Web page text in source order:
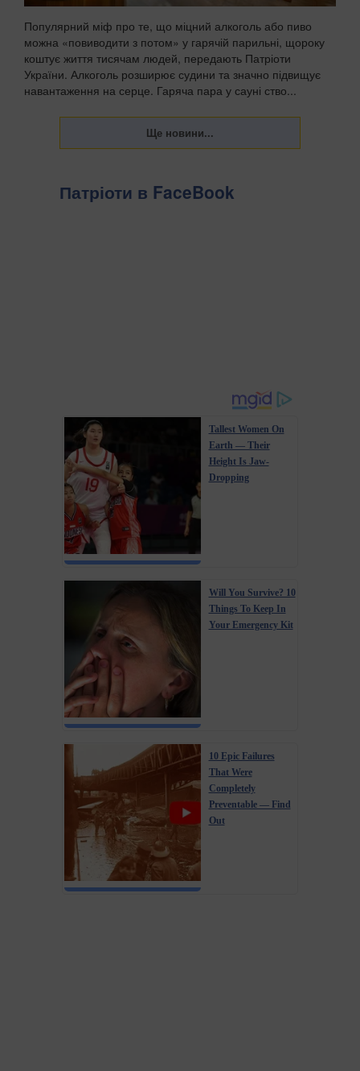
Популярний міф про те, що міцний алкоголь або пиво
можна «повиводити з потом» у гарячій парильні, щороку
коштує життя тисячам людей, передають Патріоти
України. Алкоголь розширює судини та значно підвищує
навантаження на серце. Гаряча пара у сауні ство...
Патріоти в FaceBook
Tallest Women On
Earth — Their
Height Is Jaw-
Dropping
Will You Survive? 10
Things To Keep In
Your Emergency Kit
10 Epic Failures
That Were
Completely
Preventable — Find
Out